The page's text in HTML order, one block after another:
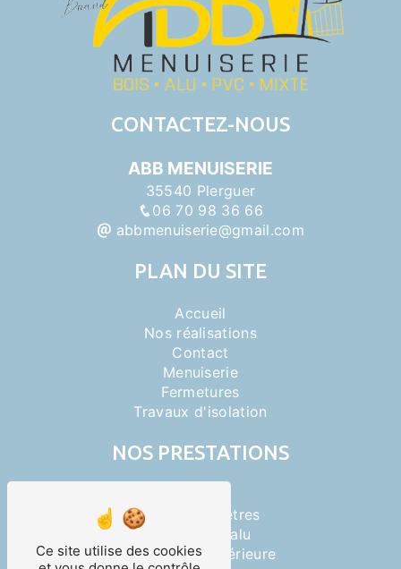
CONTACTEZ-NOUS
ABB MENUISERIE
35540 Plerguer
06 70 98 36 66
abbmenuiserie@gmail.com
PLAN DU SITE
Accueil
Nos réalisations
Contact
Menuiserie
Fermetures
Travaux d'isolation
NOS PRESTATIONS
Pose de fenêtres
Menuiserie alu
Menuiserie extérieure
Ce site utilise des cookies